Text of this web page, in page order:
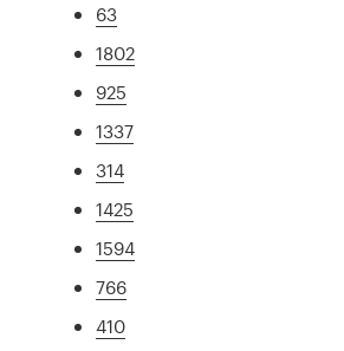
63
1802
925
1337
314
1425
1594
766
410